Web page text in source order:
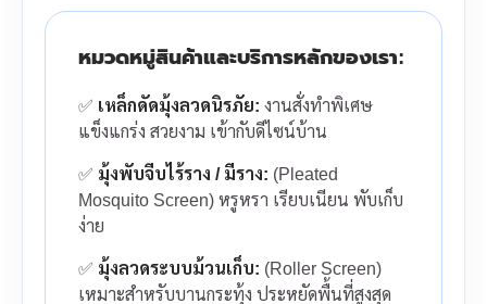
หมวดหมู่สินค้าและบริการหลักของเรา:
✅ เหล็กดัดมุ้งลวดนิรภัย: งานสั่งทำพิเศษ
แข็งแกร่ง สวยงาม เข้ากับดีไซน์บ้าน
✅ มุ้งพับจีบไร้ราง / มีราง: (Pleated
Mosquito Screen) หรูหรา เรียบเนียน พับเก็บ
ง่าย
✅ มุ้งลวดระบบม้วนเก็บ: (Roller Screen)
เหมาะสำหรับบานกระทุ้ง ประหยัดพื้นที่สูงสุด